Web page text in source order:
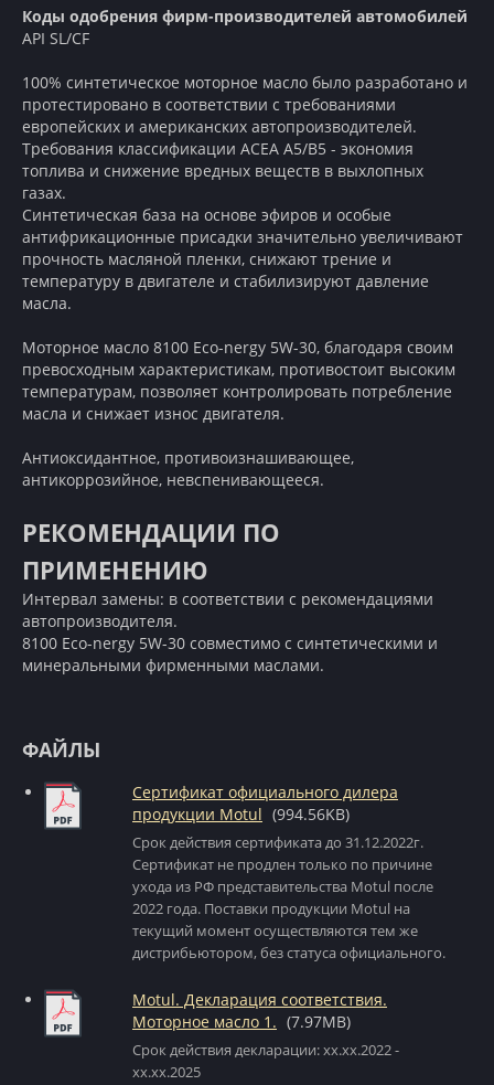
Коды одобрения фирм-производителей автомобилей
АPI SL/CF
100% синтетическое моторное масло было разработано и
протестировано в соответствии с требованиями
европейских и американских автопроизводителей.
Требования классификации АCEA А5/В5 - экономия
топлива и снижение вредных веществ в выхлопных
газах.
Синтетическая база на основе эфиров и особые
антифрикационные присадки значительно увеличивают
прочность масляной пленки, снижают трение и
температуру в двигателе и стабилизируют давление
масла.
Моторное масло 8100 Eco-nergy 5W-30, благодаря своим
превосходным характеристикам, противостоит высоким
температурам, позволяет контролировать потребление
масла и снижает износ двигателя.
Антиоксидантное, противоизнашивающее,
антикоррозийное, невспенивающееся.
РЕКОМЕНДАЦИИ ПО
ПРИМЕНЕНИЮ
Интервал замены: в соответствии с рекомендациями
автопроизводителя.
8100 Eco-nergy 5W-30 совместимо с синтетическими и
минеральными фирменными маслами.
ФАЙЛЫ
Сертификат официального дилера
продукции Motul (994.56KB)
Срок действия сертификата до 31.12.2022г.
Сертификат не продлен только по причине
ухода из РФ представительства Motul после
2022 года. Поставки продукции Motul на
текущий момент осуществляются тем же
дистрибьютором, без статуса официального.
Motul. Декларация соответствия.
Моторное масло 1. (7.97MB)
Срок действия декларации: xx.xx.2022 -
xx.xx.2025